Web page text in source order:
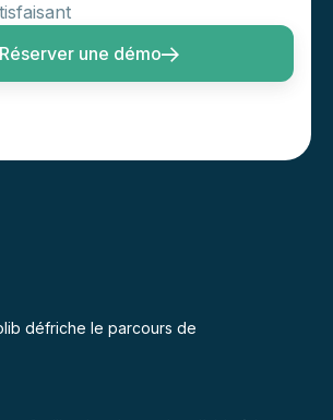
Réserver une démo
défriche le parcours de